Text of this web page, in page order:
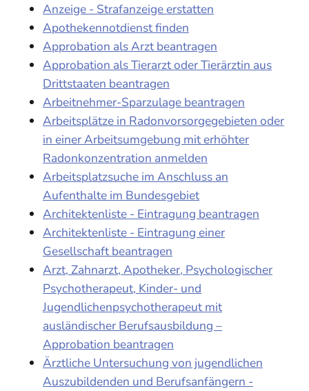
Anzeige - Strafanzeige erstatten
Apothekennotdienst finden
Approbation als Arzt beantragen
Approbation als Tierarzt oder Tierärztin aus
Drittstaaten beantragen
Arbeitnehmer-Sparzulage beantragen
Arbeitsplätze in Radonvorsorgegebieten oder
in einer Arbeitsumgebung mit erhöhter
Radonkonzentration anmelden
Arbeitsplatzsuche im Anschluss an
Aufenthalte im Bundesgebiet
Architektenliste - Eintragung beantragen
Architektenliste - Eintragung einer
Gesellschaft beantragen
Arzt, Zahnarzt, Apotheker, Psychologischer
Psychotherapeut, Kinder- und
Jugendlichenpsychotherapeut mit
ausländischer Berufsausbildung –
Approbation beantragen
Ärztliche Untersuchung von jugendlichen
Auszubildenden und Berufsanfängern -